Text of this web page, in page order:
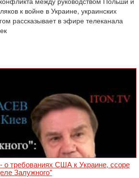
к войне в Украине, украинских
рассказывает в эфире телеканала
о требованиях США к Украине, ссоре
Залужного"